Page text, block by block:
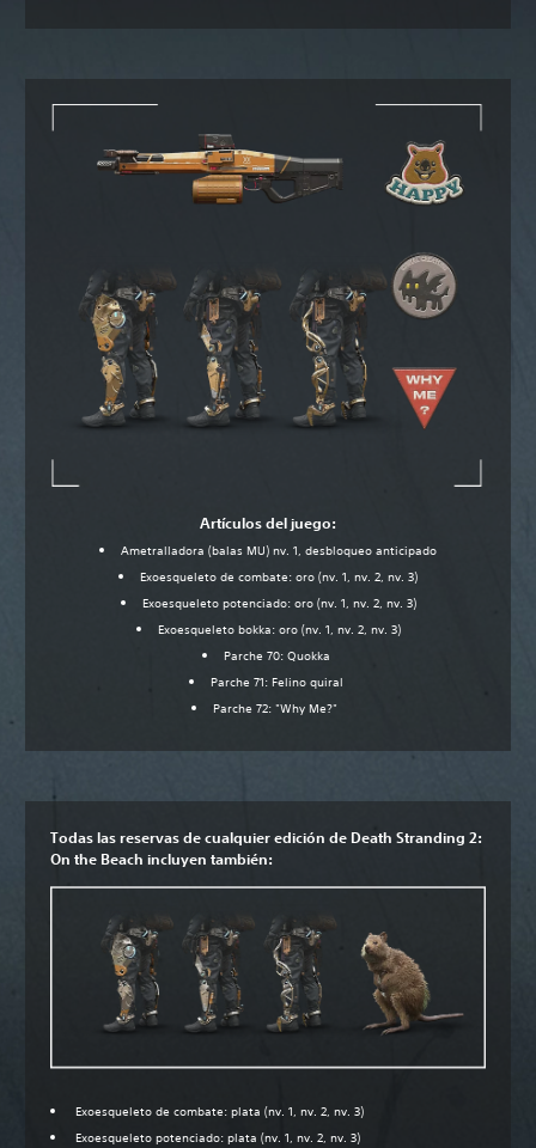
Artículos del juego:
Ametralladora (balas MU) nv. 1, desbloqueo anticipado
Exoesqueleto de combate: oro (nv. 1, nv. 2, nv. 3)
Exoesqueleto potenciado: oro (nv. 1, nv. 2, nv. 3)
Exoesqueleto bokka: oro (nv. 1, nv. 2, nv. 3)
Parche 70: Quokka
Parche 71: Felino quiral
Parche 72: "Why Me?"
Todas las reservas de cualquier edición de Death Stranding 2:
On the Beach incluyen también:
Exoesqueleto de combate: plata (nv. 1, nv. 2, nv. 3)
Exoesqueleto potenciado: plata (nv. 1, nv. 2, nv. 3)